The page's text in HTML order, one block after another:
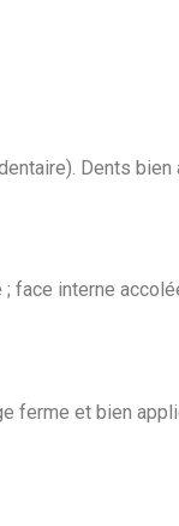
Dents bien
face interne
ferme et bien